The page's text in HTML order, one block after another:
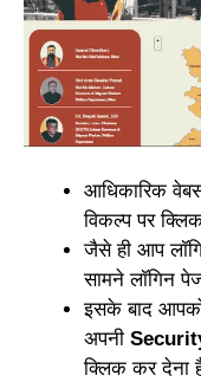
आधिकारिक
विकल्प पर
जैसे ही आप
सामने लॉगिन
इसके बाद
अपनी
क्लिक कर देना